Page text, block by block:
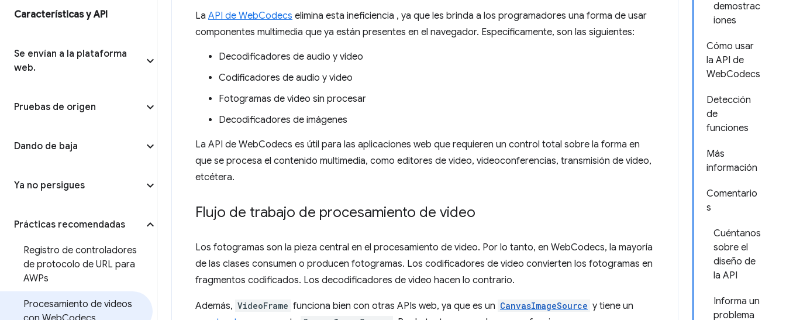
Características y API
Se envían a la plataforma
web.
Pruebas de origen
Dando de baja
Ya no persigues
Prácticas recomendadas
Registro de controladores
de protocolo de URL para
AWPs
Procesamiento de videos
demostrac
iones
Cómo usar
la API de
WebCodecs
Detección
de
funciones
Más
información
Comentario
s
Cuéntanos
sobre el
diseño de
la API
Informa un
problema
La API de WebCodecs elimina esta ineficiencia , ya que les brinda a los programadores una forma de usar
componentes multimedia que ya están presentes en el navegador. Específicamente, son las siguientes:
Decodificadores de audio y video
Codificadores de audio y video
Fotogramas de video sin procesar
Decodificadores de imágenes
La API de WebCodecs es útil para las aplicaciones web que requieren un control total sobre la forma en
que se procesa el contenido multimedia, como editores de video, videoconferencias, transmisión de video,
etcétera.
Flujo de trabajo de procesamiento de video
Los fotogramas son la pieza central en el procesamiento de video. Por lo tanto, en WebCodecs, la mayoría
de las clases consumen o producen fotogramas. Los codificadores de video convierten los fotogramas en
fragmentos codificados. Los decodificadores de video hacen lo contrario.
Además, VideoFrame funciona bien con otras APIs web, ya que es un CanvasImageSource y tiene un